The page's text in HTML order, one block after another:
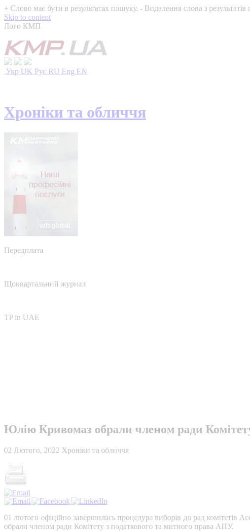
+ Слово має бути в результатах пошуку. - Видалення слова з
Skip to content
Лого КМП
Укр UK Рус RU Eng EN
Хроніки та обличчя
Передплата
Щоквартальний журнал
TP in UAE
Юлію Кривомаз обрали членом ради
02 Лютого, 2022 Хроніки та обличчя
01 лютого офіційно завершилась процедура виборів до рад комітетів
обрали членом ради Комітету з податкового та митного права АПУ.